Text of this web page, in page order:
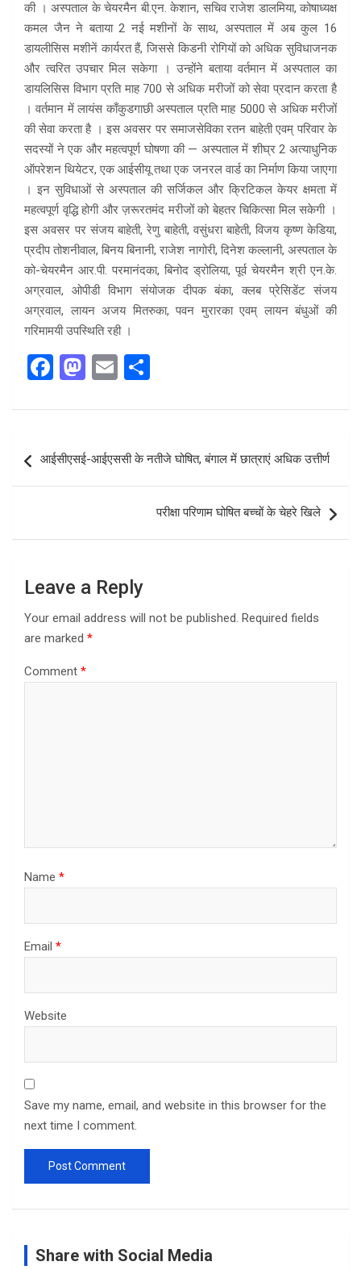
की । अस्पताल के चेयरमैन बी.एन. केशान, सचिव राजेश डालमिया, कोषाध्यक्ष
कमल जैन ने बताया 2 नई मशीनों के साथ, अस्पताल में अब कुल 16
डायलीसिस मशीनें कार्यरत हैं, जिससे किडनी रोगियों को अधिक सुविधाजनक
और त्वरित उपचार मिल सकेगा । उन्होंने बताया वर्तमान में अस्पताल का
डायलिसिस विभाग प्रति माह 700 से अधिक मरीजों को सेवा प्रदान करता है
। वर्तमान में लायंस काँकुडगाछी अस्पताल प्रति माह 5000 से अधिक मरीजों
की सेवा करता है । इस अवसर पर समाजसेविका रतन बाहेती एवम् परिवार के
सदस्यों ने एक और महत्वपूर्ण घोषणा की — अस्पताल में शीघ्र 2 अत्याधुनिक
ऑपरेशन थियेटर, एक आईसीयू तथा एक जनरल वार्ड का निर्माण किया जाएगा
। इन सुविधाओं से अस्पताल की सर्जिकल और क्रिटिकल केयर क्षमता में
महत्वपूर्ण वृद्धि होगी और ज़रूरतमंद मरीजों को बेहतर चिकित्सा मिल सकेगी ।
इस अवसर पर संजय बाहेती, रेणु बाहेती, वसुंधरा बाहेती, विजय कृष्ण केडिया,
प्रदीप तोशनीवाल, बिनय बिनानी, राजेश नागोरी, दिनेश कल्लानी, अस्पताल के
को-चेयरमैन आर.पी. परमानंदका, बिनोद ड्रोलिया, पूर्व चेयरमैन श्री एन.के.
अग्रवाल, ओपीडी विभाग संयोजक दीपक बंका, क्लब प्रेसिडेंट संजय
अग्रवाल, लायन अजय मितरुका, पवन मुरारका एवम् लायन बंधुओं की
गरिमामयी उपस्थिति रही ।
F
ce
b
o
o
M
st
o
d
o
E
ail ar
e
navigation
आईसीएसई-आईएससी के नतीजे घोषित, बंगाल में छात्राएं अधिक उत्तीर्ण
परीक्षा परिणाम घोषित बच्चों के चेहरे खिले
Leave a Reply
Your email address will not be published. Required fields
are marked *
Comment *
Name *
Email *
Website
Save my name, email, and website in this browser for the
next time I comment.
Share with Social Media